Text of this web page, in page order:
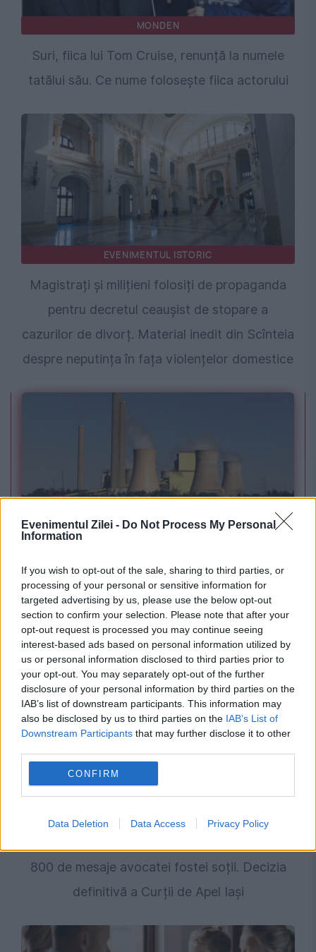
Evenimentul Zilei - Do Not Process My Personal
Information
If you wish to opt-out of the sale, sharing to third parties, or
processing of your personal or sensitive information for
targeted advertising by us, please use the below opt-out
section to confirm your selection. Please note that after your
opt-out request is processed you may continue seeing
interest-based ads based on personal information utilized by
us or personal information disclosed to third parties prior to
your opt-out. You may separately opt-out of the further
disclosure of your personal information by third parties on the
IAB’s list of downstream participants. This information may
also be disclosed by us to third parties on the IAB’s List of
Downstream Participants that may further disclose it to other
CONFIRM
Data Deletion Data Access Privacy Policy
MONDEN
Suri, fiica lui Tom Cruise, renunță la numele
tatălui său. Ce nume folosește fiica actorului
EVENIMENTUL ISTORIC
Magistrați și milițieni folosiți de propaganda
pentru decretul ceaușist de stopare a
cazurilor de divorț. Material inedit din Scînteia
despre neputința în fața violențelor domestice
PSD cere activarea mecanismului european
de urgență pentru energie și susține
menținerea centralelor pe cărbune. Critici la
adresa lui Bolojan
800 de mesaje avocatei fostei soții. Decizia
definitivă a Curții de Apel Iași